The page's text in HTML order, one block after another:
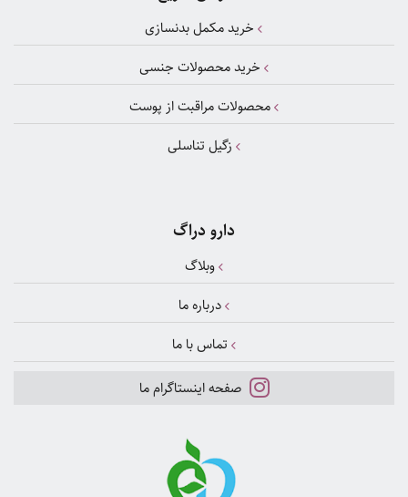
خرید مکمل بدنسازی
خرید محصولات جنسی
محصولات مراقبت از پوست
زگیل تناسلی
دارو دراگ
وبلاگ
درباره ما
تماس با ما
صفحه اینستاگرام ما